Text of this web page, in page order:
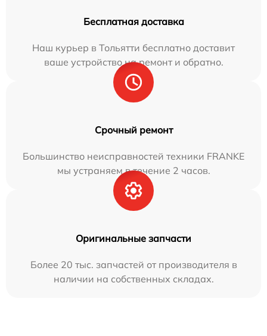
Бесплатная доставка
Наш курьер в Тольятти бесплатно доставит
ваше устройство на ремонт и обратно.
Срочный ремонт
Большинство неисправностей техники FRANKE
мы устраняем в течение 2 часов.
Оригинальные запчасти
Более 20 тыс. запчастей от производителя в
наличии на собственных складах.